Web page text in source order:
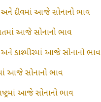
દીવમાં આજે સોનાનો ભાવ
આજે સોનાનો ભાવ
કાશ્મીરમાં આજે સોનાનો ભાવ
આજે સોનાનો ભાવ
આજે સોનાનો ભાવ